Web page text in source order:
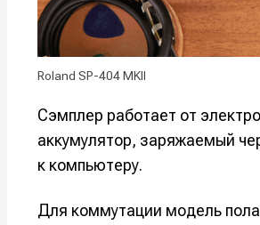
Roland SP-404 MKII
Сэмплер работает от
аккумулятор, заряжаемый
к компьютеру.
Для коммутации модель